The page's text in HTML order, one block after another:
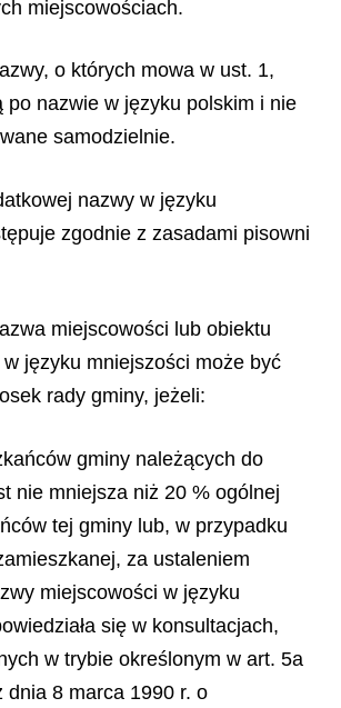
miejscowościach.
o których mowa w ust. 1,
po nazwie w języku polskim i nie
samodzielnie.
nazwy w języku
zgodnie z zasadami pisowni
miejscowości lub obiektu
języku mniejszości może być
rady gminy, jeżeli:
gminy należących do
nie mniejsza niż 20 % ogólnej
tej gminy lub, w przypadku
za ustaleniem
miejscowości w języku
się w konsultacjach,
w trybie określonym w art. 5a
dnia 8 marca 1990 r. o